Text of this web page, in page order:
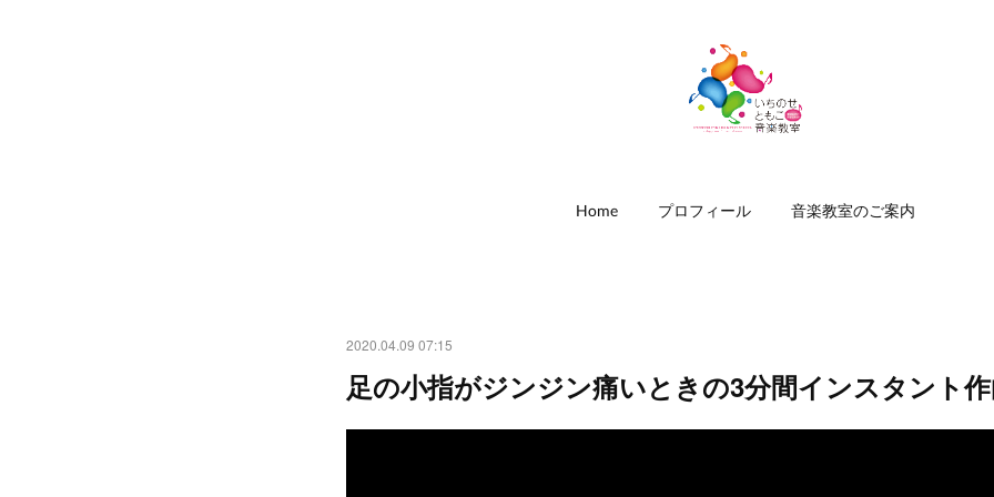
Home プロフィール 音楽教室のご案内
2020.04.09 07:15
足の小指がジンジン痛いときの3分間インスタント